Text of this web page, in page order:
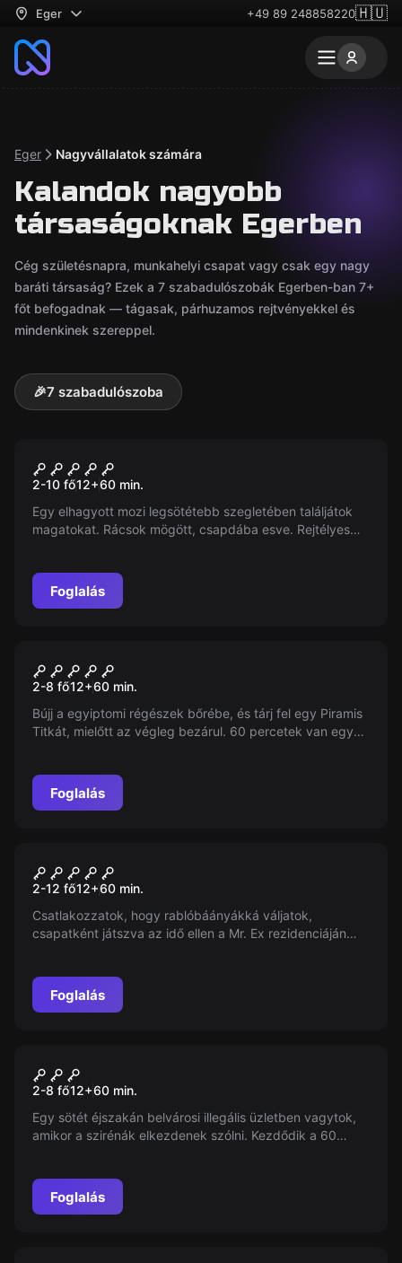
Eger +49 89 248858220🇭🇺
Eger Nagyvállalatok számára
Kalandok nagyobb
társaságoknak Egerben
Cég születésnapra, munkahelyi csapat vagy csak egy nagy
baráti társaság? Ezek a 7 szabadulószobák Egerben-ban 7+
főt befogadnak — tágasak, párhuzamos rejtvényekkel és
mindenkinek szereppel.
🎉7 szabadulószoba
Cinematic
2-10 fő12+60 min.
Egy elhagyott mozi legsötétebb szegletében találjátok
magatokat. Rácsok mögött, csapdába esve. Rejtélyes
...
Foglalás
A Piramis Titka
2-8 fő12+60 min.
Bújj a egyiptomi régészek bőrébe, és tárj fel egy Piramis
Titkát, mielőtt az végleg bezárul. 60 percetek van egy
Foglalás
Safebreaker 2
2-12 fő12+60 min.
Csatlakozzatok, hogy rablóbáányákká váljatok,
csapatként játszva az idő ellen a Mr. Ex rezidenciáján
kalandra?
Foglalás
Prisontrap
2-8 fő12+60 min.
Egy sötét éjszakán belvárosi illegális üzletben vagytok,
amikor a szirénák elkezdenek szólni. Kezdődik a 60
Foglalás